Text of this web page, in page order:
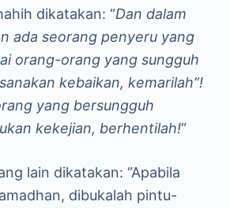
dikatakan: “Dan dalam
ada seorang penyeru yang
orang-orang yang sungguh
kebaikan, kemarilah”!
yang bersungguh
kekejian, berhentilah!“
lain dikatakan: “Apabila
dibukalah pintu-